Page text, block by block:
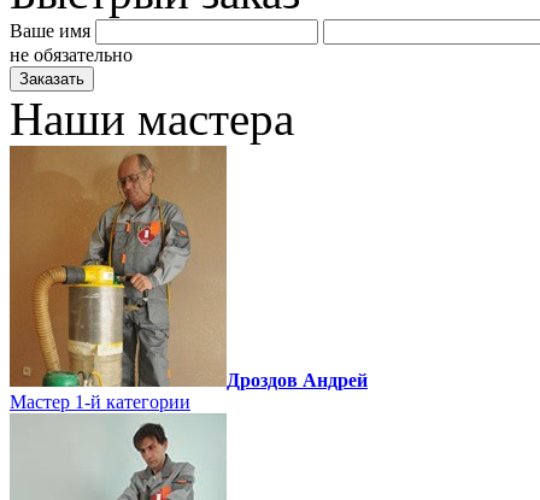
Ваше имя
не обязательно
Наши мастера
Дроздов Андрей
Мастер 1-й категории